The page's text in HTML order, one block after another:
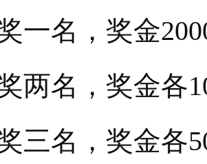
一名，奖金
两名，奖金各
三名，奖金各